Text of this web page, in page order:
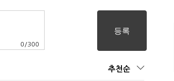
0 /300
추천순